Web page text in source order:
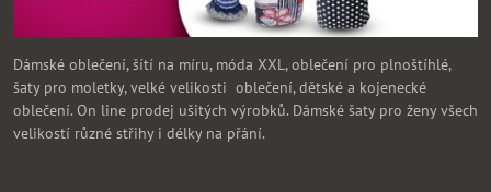
Dámské oblečení, šítí na míru, móda XXL, oblečení pro plnoštíhlé,
šaty pro moletky, velké velikosti oblečení, dětské a kojenecké
oblečení. On line prodej ušitých výrobků. Dámské šaty pro ženy všech
velikostí různé střihy i délky na přání.